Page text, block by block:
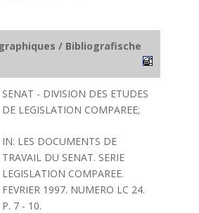
/ Bibliografische
SENAT - DIVISION DES ETUDES
DE LEGISLATION COMPAREE;
IN: LES DOCUMENTS DE
TRAVAIL DU SENAT. SERIE
LEGISLATION COMPAREE.
FEVRIER 1997. NUMERO LC 24.
P. 7 - 10.